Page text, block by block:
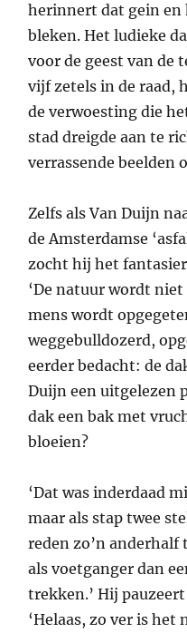
herinnert dat gein en
bleken. Het ludieke
voor de geest van de
vijf zetels in de raad,
de verwoesting die
stad dreigde aan te
verrassende beelden
Zelfs als Van Duijn
de Amsterdamse
zocht hij het
‘De natuur wordt
mens wordt
weggebulldozerd,
eerder bedacht: de
Duijn een uitgelezen
dak een bak met
bloeien?
‘Dat was inderdaad
maar als stap twee
reden zo’n
als voetganger dan
trekken.’ Hij
‘Helaas, zo ver is het